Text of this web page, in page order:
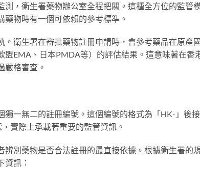
，衛生署藥物辦公室全程把關。這種全方位的監管
物時有一個可依賴的參考標準。
衛生署在審批藥物註冊申請時，會參考藥品在原產
EMA、日本PMDA等）的評估結果。這意味著在香
嚴格審查。
一無二的註冊編號。這個編號的格式為「HK-」後
實際上承載著重要的監管資訊。
別藥物是否合法註冊的最直接依據。根據衛生署的
訊：